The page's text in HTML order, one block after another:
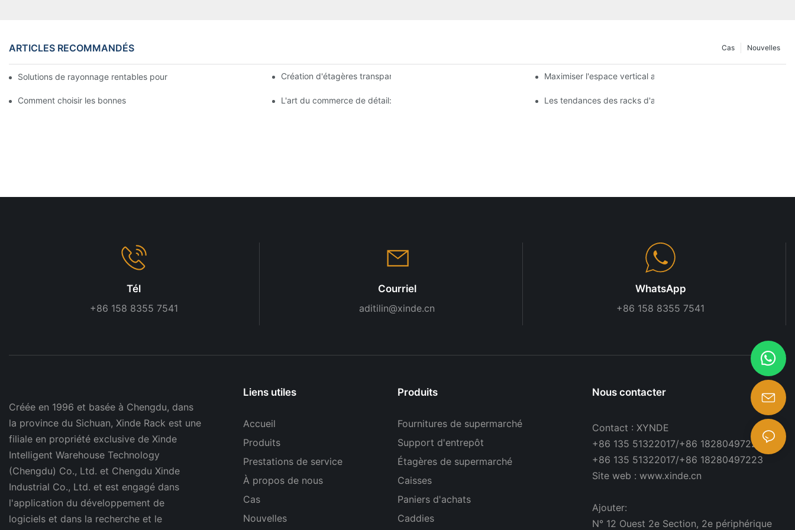
ARTICLES RECOMMANDÉS Nouvelles
Cas
Solutions de rayonnage rentables pour les supermarchés: une analyse complèteCréation d'étagères transparentes: Conseils de conception d'étagères de gondoleMaximiser l'espace vertical avec des conceptions créatives de
Comment choisir les bonnes étagères en gondole pour votre magasinL'art du commerce de détail: choisir les meilleurs racks pour vos produitsLes tendances des racks d'affichage des magasins que vous
Tél
+86 158 8355 7541
Courriel
aditilin@xinde.cn
WhatsApp
+86 158 8355 7541
Créée en 1996 et basée à Chengdu, dans
la province du Sichuan, Xinde Rack est une
filiale en propriété exclusive de Xinde
Intelligent Warehouse Technology
(Chengdu) Co., Ltd. et Chengdu Xinde
Industrial Co., Ltd. et est engagé dans
l'application du développement de
logiciels et dans la recherche et le
Liens utiles
Accueil
Produits
Prestations de service
À propos de nous
Cas
Nouvelles
Produits
Fournitures de supermarché
Support d'entrepôt
Étagères de supermarché
Caisses
Paniers d'achats
Caddies
Nous contacter
Contact : XYNDE
+86 135 51322017/+86 18280497223
+86 135 51322017/+86 18280497223
Site web : www.xinde.cn
Ajouter:
N° 12 Ouest 2e Section, 2e périphérique